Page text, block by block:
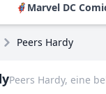
🦸 Marvel DC
Peers Hardy
Peers Hardy, eine